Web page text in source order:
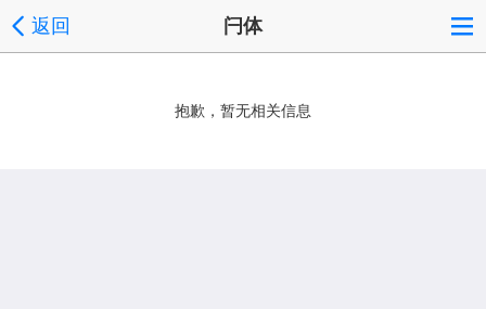
返回 闩体
抱歉，暂无相关信息